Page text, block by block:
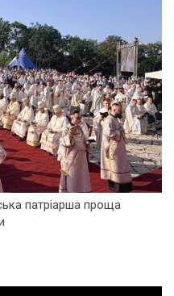
патріарша проща